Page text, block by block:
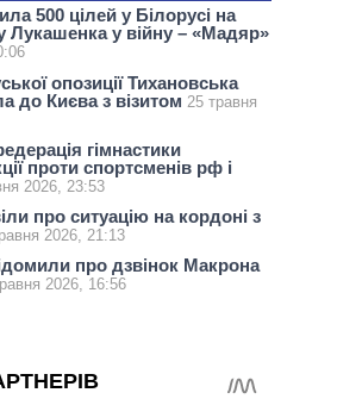
500 цілей у Білорусі на
Лукашенка у війну – «Мадяр»
опозиції Тихановська
до Києва з візитом 25 травня
гімнастики
проти спортсменів рф і
2026, 23:53
про ситуацію на кордоні з
2026, 21:13
про дзвінок Макрона
2026, 16:56